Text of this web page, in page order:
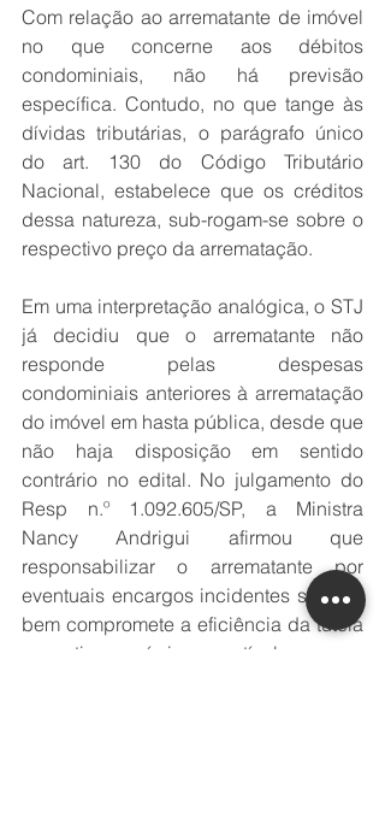
Com relação ao arrematante de imóvel
no que concerne aos débitos
condominiais, não há previsão
específica. Contudo, no que tange às
dívidas tributárias, o parágrafo único
do art. 130 do Código Tributário
Nacional, estabelece que os créditos
dessa natureza, sub-rogam-se sobre o
respectivo preço da arrematação.
Em uma interpretação analógica, o STJ
já decidiu que o arrematante não
responde pelas despesas
condominiais anteriores à arrematação
do imóvel em hasta pública, desde que
não haja disposição em sentido
contrário no edital. No julgamento do
Resp n.º 1.092.605/SP, a Ministra
Nancy Andrigui afirmou que
responsabilizar o arrematante por
eventuais encargos incidentes sobre o
bem compromete a eficiência da tutela
executiva e é incompatível com os